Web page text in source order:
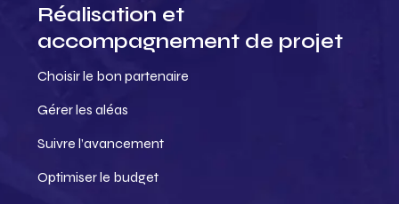
Réalisation et
accompagnement de projet
Choisir le bon partenaire
Gérer les aléas
Suivre l’avancement
Optimiser le budget